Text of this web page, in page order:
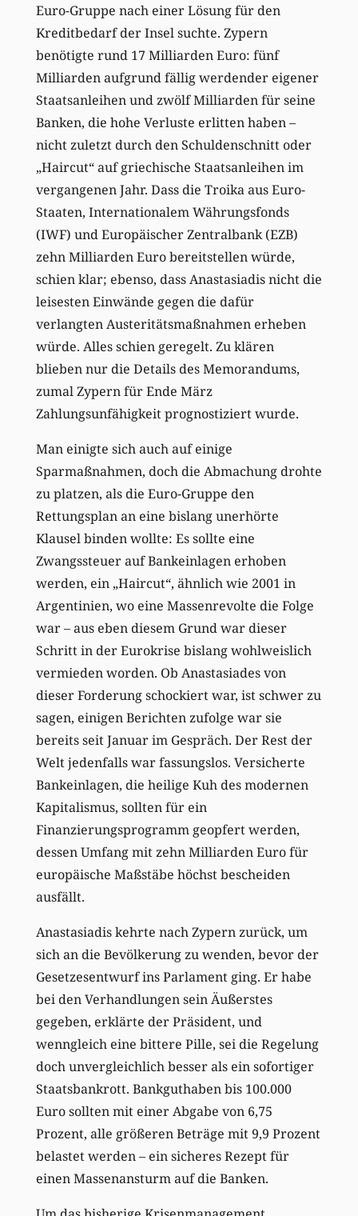
Euro-Gruppe nach einer Lösung für den
Kreditbedarf der Insel suchte. Zypern
benötigte rund 17 Milliarden Euro: fünf
Milliarden aufgrund fällig werdender eigener
Staatsanleihen und zwölf Milliarden für seine
Banken, die hohe Verluste erlitten haben –
nicht zuletzt durch den Schuldenschnitt oder
„Haircut“ auf griechische Staatsanleihen im
vergangenen Jahr. Dass die Troika aus Euro-
Staaten, Internationalem Währungsfonds
(IWF) und Europäischer Zentralbank (EZB)
zehn Milliarden Euro bereitstellen würde,
schien klar; ebenso, dass Anastasiadis nicht die
leisesten Einwände gegen die dafür
verlangten Austeritätsmaßnahmen erheben
würde. Alles schien geregelt. Zu klären
blieben nur die Details des Memorandums,
zumal Zypern für Ende März
Zahlungsunfähigkeit prognostiziert wurde.
Man einigte sich auch auf einige
Sparmaßnahmen, doch die Abmachung drohte
zu platzen, als die Euro-Gruppe den
Rettungsplan an eine bislang unerhörte
Klausel binden wollte: Es sollte eine
Zwangssteuer auf Bankeinlagen erhoben
werden, ein „Haircut“, ähnlich wie 2001 in
Argentinien, wo eine Massenrevolte die Folge
war – aus eben diesem Grund war dieser
Schritt in der Eurokrise bislang wohlweislich
vermieden worden. Ob Anastasiades von
dieser Forderung schockiert war, ist schwer zu
sagen, einigen Berichten zufolge war sie
bereits seit Januar im Gespräch. Der Rest der
Welt jedenfalls war fassungslos. Versicherte
Bankeinlagen, die heilige Kuh des modernen
Kapitalismus, sollten für ein
Finanzierungsprogramm geopfert werden,
dessen Umfang mit zehn Milliarden Euro für
europäische Maßstäbe höchst bescheiden
ausfällt.
Anastasiadis kehrte nach Zypern zurück, um
sich an die Bevölkerung zu wenden, bevor der
Gesetzesentwurf ins Parlament ging. Er habe
bei den Verhandlungen sein Äußerstes
gegeben, erklärte der Präsident, und
wenngleich eine bittere Pille, sei die Regelung
doch unvergleichlich besser als ein sofortiger
Staatsbankrott. Bankguthaben bis 100.000
Euro sollten mit einer Abgabe von 6,75
Prozent, alle größeren Beträge mit 9,9 Prozent
belastet werden – ein sicheres Rezept für
einen Massenansturm auf die Banken.